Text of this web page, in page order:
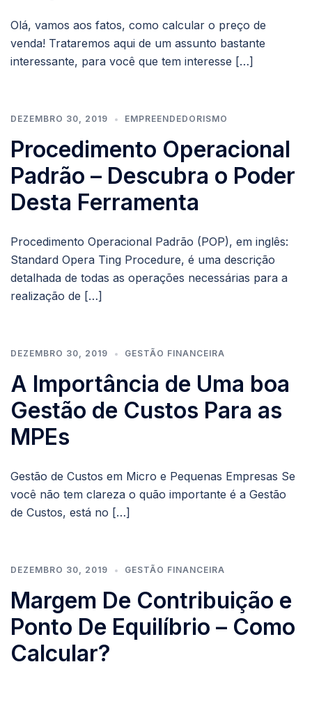
Olá, vamos aos fatos, como calcular o preço de
venda! Trataremos aqui de um assunto bastante
interessante, para você que tem interesse […]
DEZEMBRO 30, 2019 EMPREENDEDORISMO
Procedimento Operacional
Padrão – Descubra o Poder
Desta Ferramenta
Procedimento Operacional Padrão (POP), em inglês:
Standard Opera Ting Procedure, é uma descrição
detalhada de todas as operações necessárias para a
realização de […]
DEZEMBRO 30, 2019 GESTÃO FINANCEIRA
A Importância de Uma boa
Gestão de Custos Para as
MPEs
Gestão de Custos em Micro e Pequenas Empresas Se
você não tem clareza o quão importante é a Gestão
de Custos, está no […]
DEZEMBRO 30, 2019 GESTÃO FINANCEIRA
Margem De Contribuição e
Ponto De Equilíbrio – Como
Calcular?